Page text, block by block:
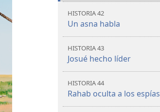
HISTORIA 42
Un asna habla
HISTORIA 43
Josué hecho líder
HISTORIA 44
Rahab oculta a los espías